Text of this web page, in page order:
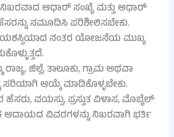
ಆಧಾರ್ ಸಂಖ್ಯೆ ಮತ್ತು ಆಧಾರ್
ನಮೂದಿಸಿ ಪರಿಶೀಲಿಸಬೇಕು.
ಯಶಸ್ವಿಯಾದ ನಂತರ ಯೋಜನೆಯ ಮುಖ್ಯ
ಜಿಲ್ಲೆ, ತಾಲೂಕು, ಗ್ರಾಮ ಅಥವಾ
ಸರಿಯಾಗಿ ಆಯ್ಕೆ ಮಾಡಿಕೊಳ್ಳಬೇಕು.
ಹೆಸರು, ವಯಸ್ಸು, ಪ್ರಸ್ತುತ ವಿಳಾಸ, ಮೊಬೈಲ್
ಆದಾಯದ ವಿವರಗಳನ್ನು ನಿಖರವಾಗಿ ಭರ್ತಿ